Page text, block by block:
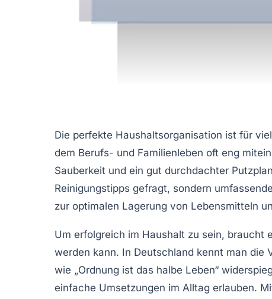
Die perfekte Haushaltsorganisation ist für
dem Berufs- und Familienleben oft eng
Sauberkeit und ein gut durchdachter
Reinigungstipps gefragt, sondern
zur optimalen Lagerung von Lebensmitteln
Um erfolgreich im Haushalt zu sein, braucht
werden kann. In Deutschland kennt man die
wie „Ordnung ist das halbe Leben“
einfache Umsetzungen im Alltag erlauben.